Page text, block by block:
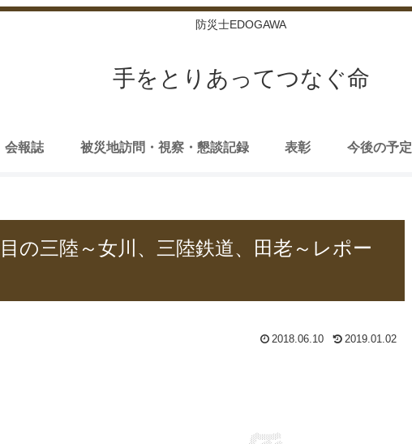
防災士EDOGAWA
手をとりあってつなぐ命
会報誌 被災地訪問・視察・懇談記録 表彰 今後の予定
の三陸～女川、三陸鉄道、田老～レポー
2018.06.10 2019.01.02